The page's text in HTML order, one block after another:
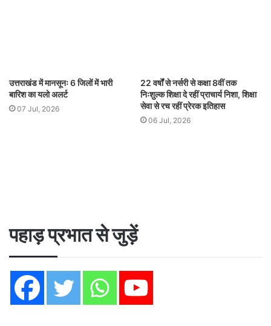
उत्तराखंड में मानसूनः 6 जिलों में भारी
बारिश का यलो अलर्ट
07 Jul, 2026
22 वर्षों से नर्सरी से कक्षा 8वीं तक
निःशुल्क शिक्षा दे रहीं प्राचार्य निशा, शिक्षा
सेवा से रच रहीं प्रेरक इतिहास
06 Jul, 2026
पहाड़ प्रभात से जुड़ें